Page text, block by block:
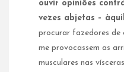
ouvir opiniões
vezes abjetas –
procurar fazedores de
me provocassem as
musculares nas